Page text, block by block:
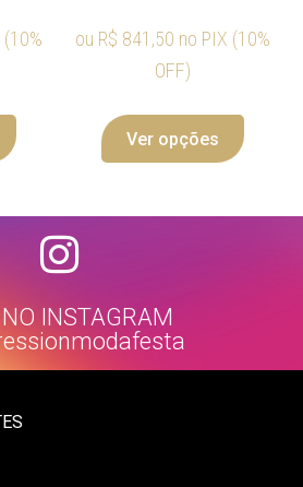
ou R$ 841,50 no PIX (10%
OFF)
Ver opções
INSTAGRAM